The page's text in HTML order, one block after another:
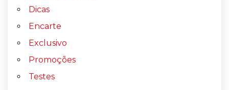
Dicas
Encarte
Exclusivo
Promoções
Testes